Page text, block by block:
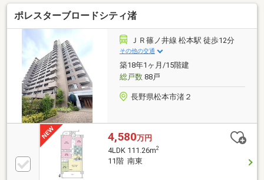
ポレスターブロードシティ渚
ＪＲ篠ノ井線 松本駅 徒歩12分
その他の交通
築18年1ヶ月/15階建
総戸数88戸
長野県松本市渚２
4,580万円
4LDK 111.26m2
11階 南東